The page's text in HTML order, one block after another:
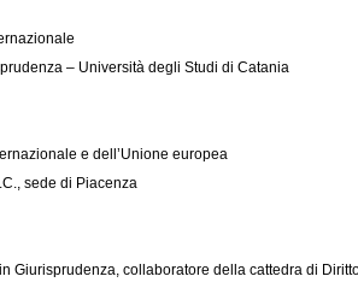
– Università degli Studi di Catania
e dell’Unione europea
sede di Piacenza
Giurisprudenza, collaboratore della cattedra di